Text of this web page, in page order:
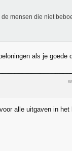
mensen die niet
als je goede
alle uitgaven in het